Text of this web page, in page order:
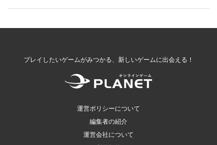
プレイしたいゲームがみつかる、新しいゲームに出会える！
運営ポリシーについて
編集者の紹介
運営会社について